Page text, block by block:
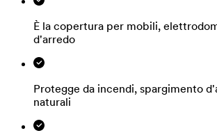
È la copertura per mobili,
d'arredo
Protegge da incendi, spargimento
naturali